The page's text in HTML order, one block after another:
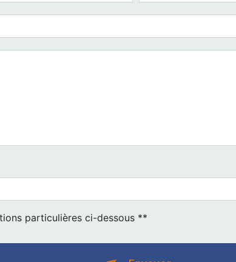
particulières ci-dessous **